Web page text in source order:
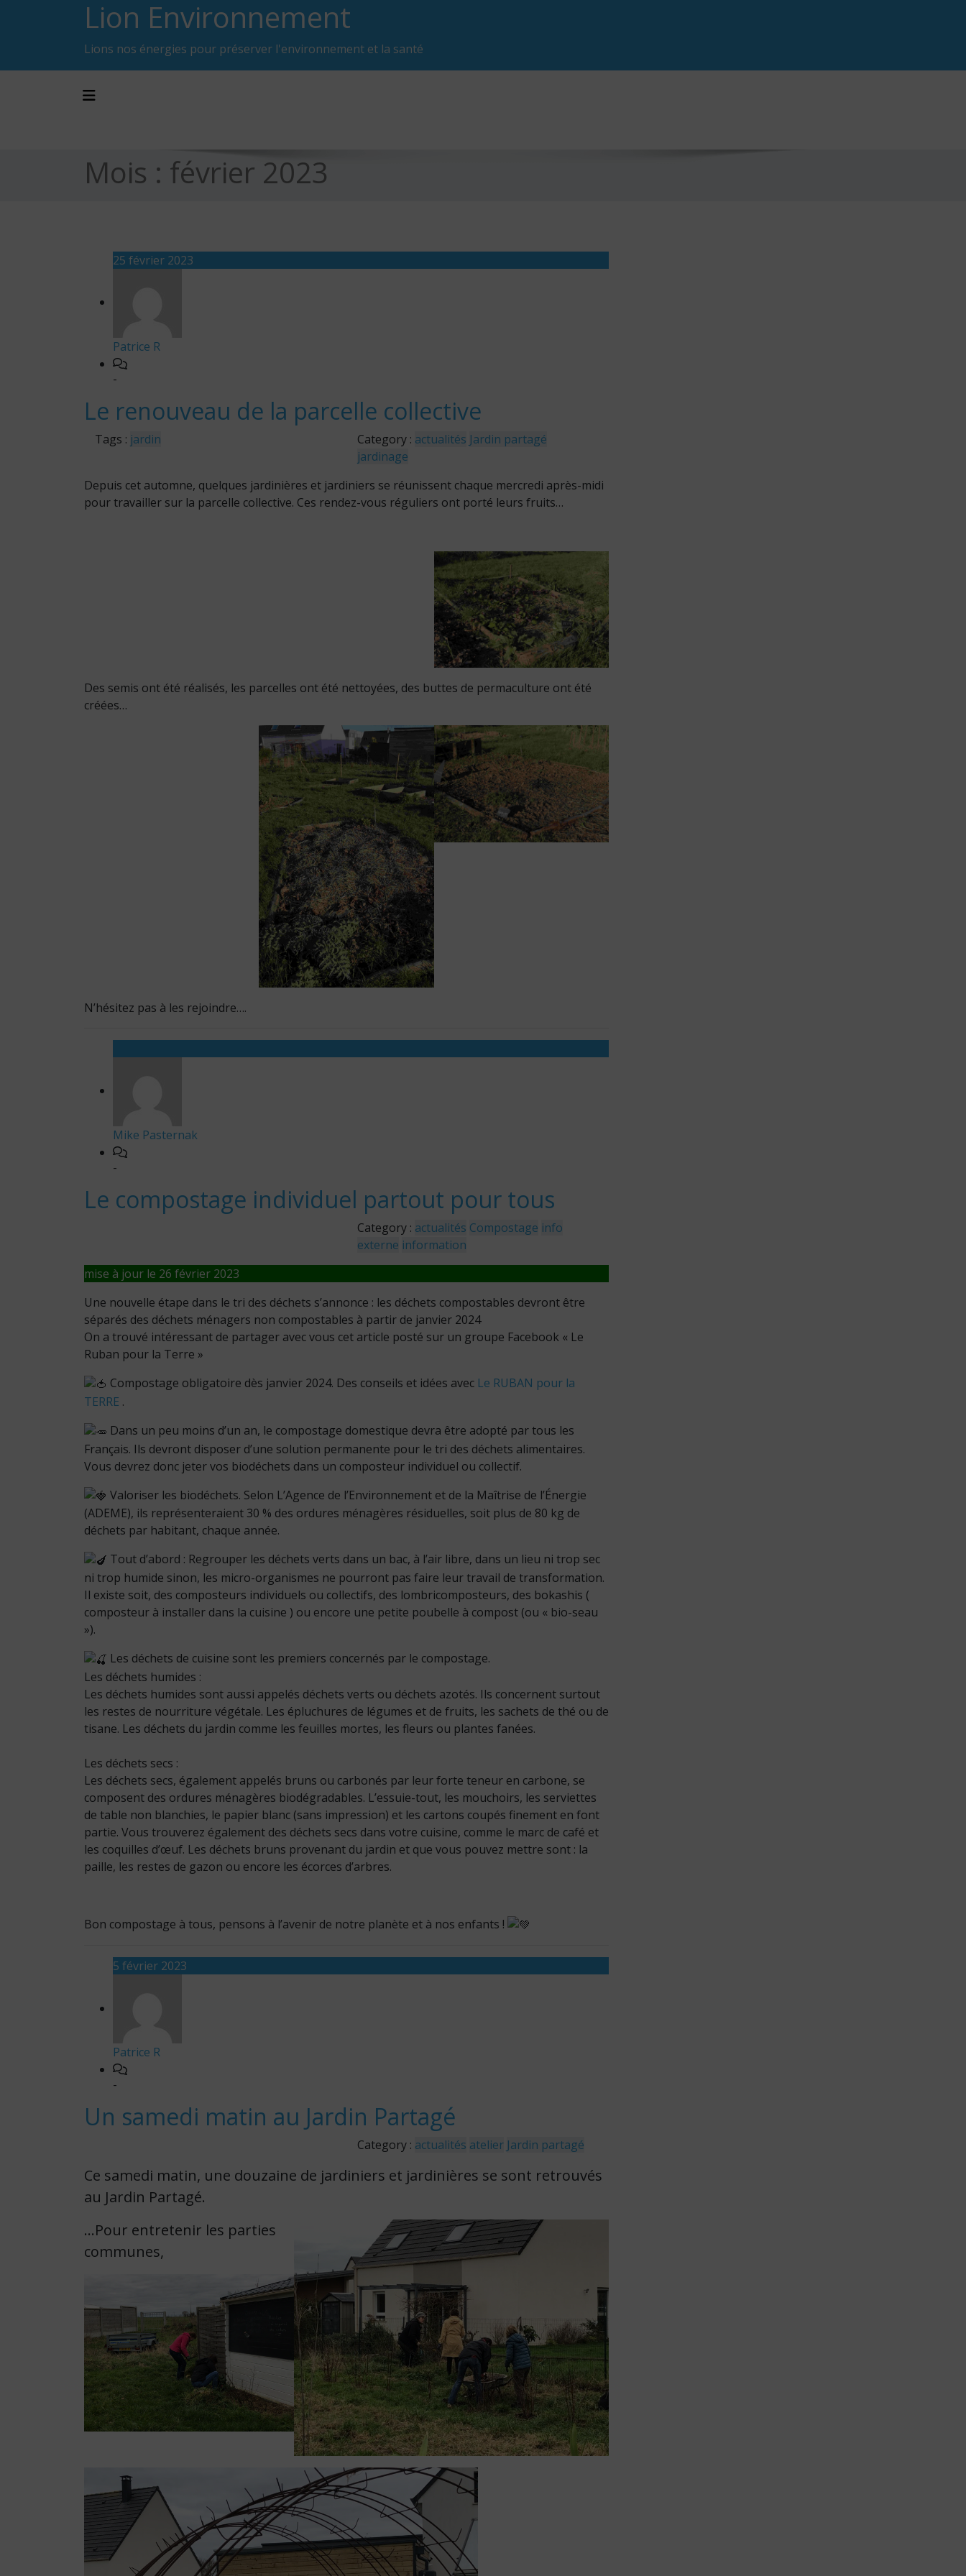
Lion Environnement
Lions nos énergies pour préserver l'environnement et la santé
Toggle navigation
Mois : février 2023
25 février 2023
Patrice R
-
Le renouveau de la parcelle collective
Tags : jardin Category : actualités Jardin partagé
jardinage
Depuis cet automne, quelques jardinières et jardiniers se réunissent chaque mercredi après-midi
pour travailler sur la parcelle collective. Ces rendez-vous réguliers ont porté leurs fruits…
Des semis ont été réalisés, les parcelles ont été nettoyées, des buttes de permaculture ont été
créées…
N’hésitez pas à les rejoindre….
Mike Pasternak
-
Le compostage individuel partout pour tous
Category : actualités Compostage info
externe information
mise à jour le 26 février 2023
Une nouvelle étape dans le tri des déchets s’annonce : les déchets compostables devront être
séparés des déchets ménagers non compostables à partir de janvier 2024
On a trouvé intéressant de partager avec vous cet article posté sur un groupe Facebook « Le
Ruban pour la Terre »
Compostage obligatoire dès janvier 2024. Des conseils et idées avec Le RUBAN pour la
TERRE .
Dans un peu moins d’un an, le compostage domestique devra être adopté par tous les
Français. Ils devront disposer d’une solution permanente pour le tri des déchets alimentaires.
Vous devrez donc jeter vos biodéchets dans un composteur individuel ou collectif.
Valoriser les biodéchets. Selon L’Agence de l’Environnement et de la Maîtrise de l’Énergie
(ADEME), ils représenteraient 30 % des ordures ménagères résiduelles, soit plus de 80 kg de
déchets par habitant, chaque année.
Tout d’abord : Regrouper les déchets verts dans un bac, à l’air libre, dans un lieu ni trop sec
ni trop humide sinon, les micro-organismes ne pourront pas faire leur travail de transformation.
Il existe soit, des composteurs individuels ou collectifs, des lombricomposteurs, des bokashis (
composteur à installer dans la cuisine ) ou encore une petite poubelle à compost (ou « bio-seau
»).
Les déchets de cuisine sont les premiers concernés par le compostage.
Les déchets humides :
Les déchets humides sont aussi appelés déchets verts ou déchets azotés. Ils concernent surtout
les restes de nourriture végétale. Les épluchures de légumes et de fruits, les sachets de thé ou de
tisane. Les déchets du jardin comme les feuilles mortes, les fleurs ou plantes fanées.
Les déchets secs :
Les déchets secs, également appelés bruns ou carbonés par leur forte teneur en carbone, se
composent des ordures ménagères biodégradables. L’essuie-tout, les mouchoirs, les serviettes
de table non blanchies, le papier blanc (sans impression) et les cartons coupés finement en font
partie. Vous trouverez également des déchets secs dans votre cuisine, comme le marc de café et
les coquilles d’œuf. Les déchets bruns provenant du jardin et que vous pouvez mettre sont : la
paille, les restes de gazon ou encore les écorces d’arbres.
Bon compostage à tous, pensons à l’avenir de notre planète et à nos enfants !
5 février 2023
Patrice R
-
Un samedi matin au Jardin Partagé
Category : actualités atelier Jardin partagé
Ce samedi matin, une douzaine de jardiniers et jardinières se sont retrouvés
au Jardin Partagé.
…Pour entretenir les parties
communes,